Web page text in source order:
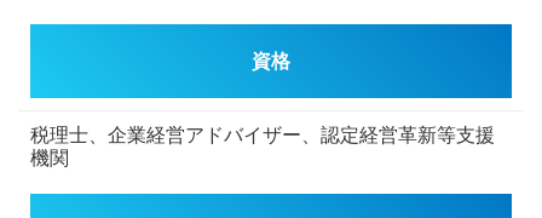
資格
税理士、企業経営アドバイザー、認定経営革新等支援
機関